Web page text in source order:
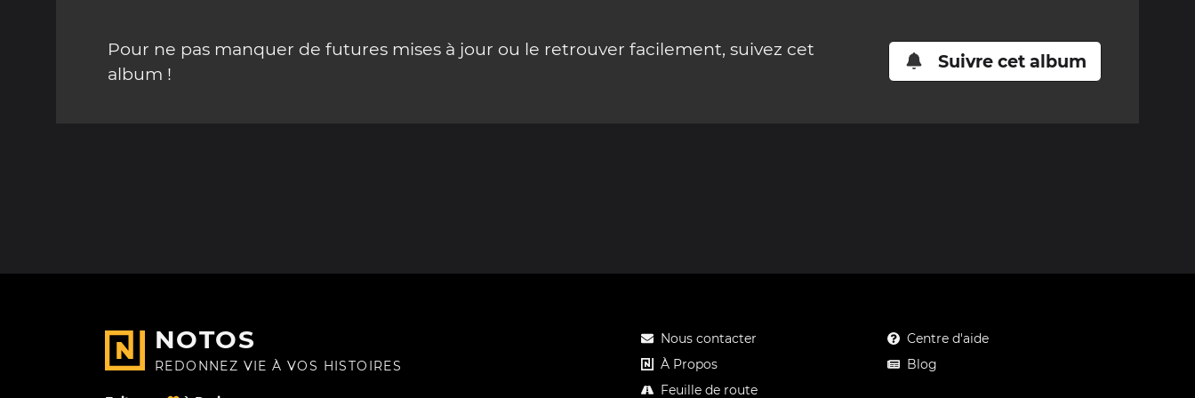
Pour ne pas manquer de futures mises à jour ou le retrouver facilement, suivez cet
album !
Suivre cet album
NOTOS
REDONNEZ VIE À VOS HISTOIRES
Nous contacter
À Propos
Feuille de route
Centre d'aide
Blog